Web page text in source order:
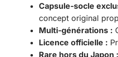
Capsule-socle
concept original
Multi-générations :
Licence officielle :
Rare hors du Japon :